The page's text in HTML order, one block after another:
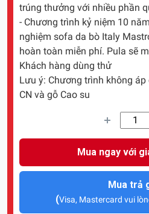
trúng thưởng với nhiều phần
- Chương trình kỷ niệm 10
nghiệm sofa da bò Italy
hoàn toàn miễn phí. Pula sẽ
Khách hàng dùng thử
Lưu ý: Chương trình không
CN và gỗ Cao su
Mua ngay với
Mua trả
(Visa, Mastercard vui